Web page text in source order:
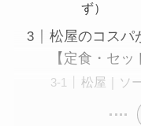
ず）
松屋のコスパ
【定食・セッ
松屋｜ソ